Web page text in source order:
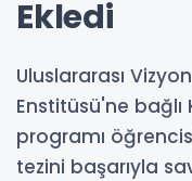
Ekledi
Uluslararası
Enstitüsü'ne
programı
tezini başarıyla